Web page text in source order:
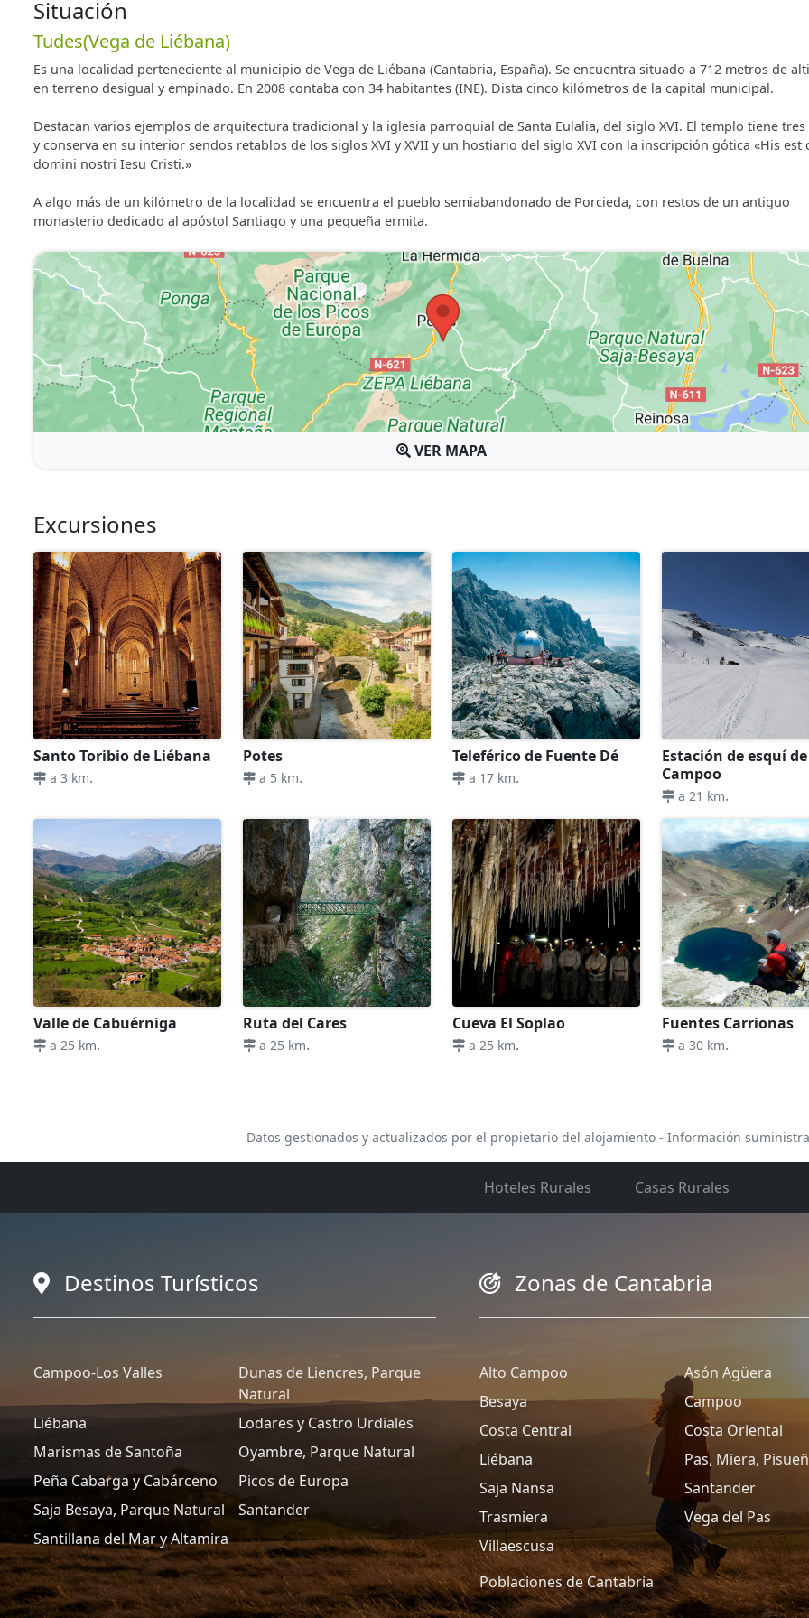
Situación
Tudes(Vega de Liébana)
Es una localidad perteneciente al municipio de Vega de Liébana (Cantabria, España). Se encuentra situado a 712 metros de
en terreno desigual y empinado. En 2008 contaba con 34 habitantes (INE). Dista cinco kilómetros de la capital municipal.
Destacan varios ejemplos de arquitectura tradicional y la iglesia parroquial de Santa Eulalia, del siglo XVI. El templo tiene tres
y conserva en su interior sendos retablos de los siglos XVI y XVII y un hostiario del siglo XVI con la inscripción gótica «His est
domini nostri Iesu Cristi.»
A algo más de un kilómetro de la localidad se encuentra el pueblo semiabandonado de Porcieda, con restos de un antiguo
monasterio dedicado al apóstol Santiago y una pequeña ermita.
VER MAPA
Excursiones
Santo Toribio de Liébana
a 3 km.
Potes
a 5 km.
Teleférico de Fuente Dé
a 17 km.
Estación de esquí
Campoo
a 21 km.
Valle de Cabuérniga
a 25 km.
Ruta del Cares
a 25 km.
Cueva El Soplao
a 25 km.
Fuentes Carrionas
a 30 km.
Datos gestionados y actualizados por el propietario del alojamiento - Información
Hoteles Rurales Casas Rurales
Destinos Turísticos
Campoo-Los Valles
Dunas de Liencres, Parque
Natural
Liébana
Lodares y Castro Urdiales
Marismas de Santoña
Oyambre, Parque Natural
Peña Cabarga y Cabárceno
Picos de Europa
Saja Besaya, Parque Natural
Santander
Santillana del Mar y Altamira
Zonas de Cantabria
Alto Campoo
Asón Agüera
Besaya
Campoo
Costa Central
Costa Oriental
Liébana
Pas, Miera,
Saja Nansa
Santander
Trasmiera
Vega del Pas
Villaescusa
Poblaciones de Cantabria